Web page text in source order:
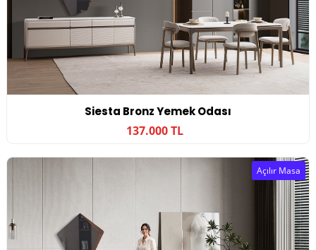
Siesta Bronz Yemek Odası
137.000 TL
Açılır Masa